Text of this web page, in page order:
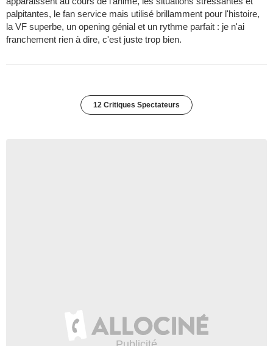
palpitantes, le fan service mais utilisé brillamment pour l'histoire,
la VF superbe, un opening génial et un rythme parfait : je n'ai
franchement rien à dire, c'est juste trop bien.
12 Critiques Spectateurs